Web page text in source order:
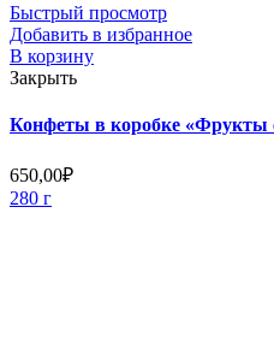
Быстрый просмотр
Добавить в избранное
В корзину
Закрыть
Конфеты в коробке «Фрукты
650,00₽
280 г